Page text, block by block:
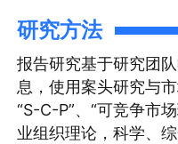
研究方法
报告研究基于研究团
息，使用案头研究与
“S-C-P”、“可竞争市
业组织理论，科学、